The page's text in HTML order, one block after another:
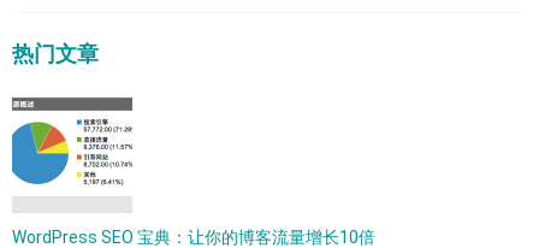
热门文章
WordPress SEO 宝典：让你的博客流量增长10倍